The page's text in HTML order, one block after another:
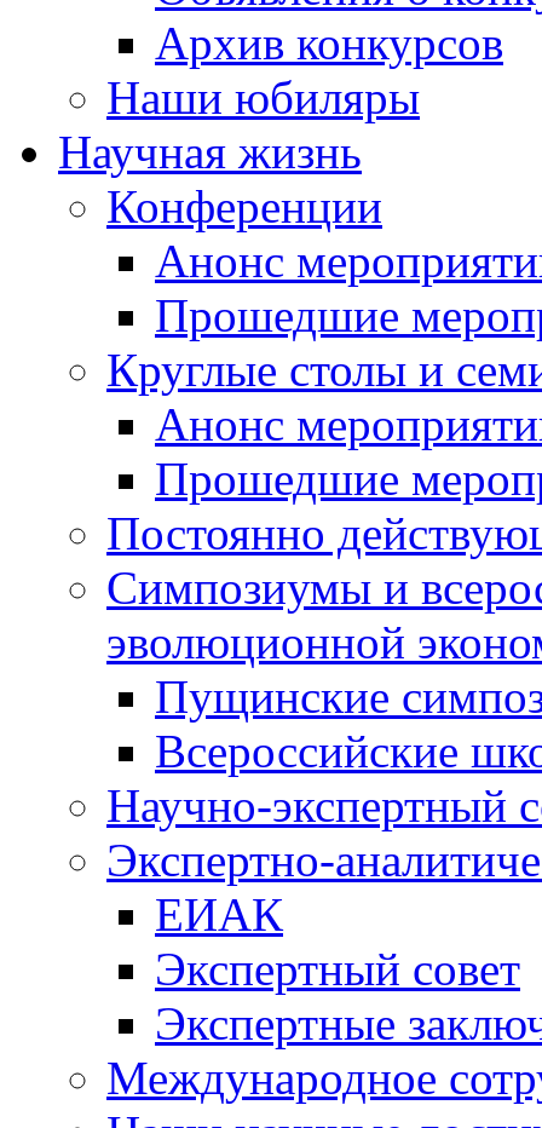
Архив конкурсов
Наши юбиляры
Научная жизнь
Конференции
Анонс
Прошедшие
Круглые столы и
Анонс
Прошедшие
Постоянно
Симпозиумы и
эволюционной
Пущинские
Всероссийские
Научно-экспертный
Экспертно-
ЕИАК
Экспертный совет
Экспертные
Международное